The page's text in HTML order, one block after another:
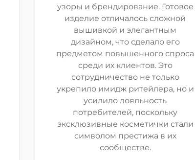
узоры и брендирование. Готовое
изделие отличалось сложной
вышивкой и элегантным
дизайном, что сделало его
предметом повышенного спроса
среди их клиентов. Это
сотрудничество не только
укрепило имидж ритейлера, но и
усилило лояльность
потребителей, поскольку
эксклюзивные косметички стали
символом престижа в их
сообществе.